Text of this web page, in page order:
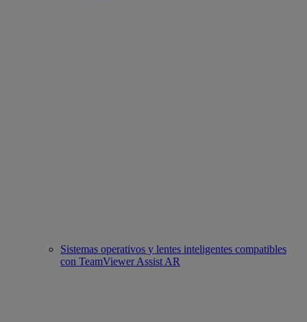
Sistemas operativos y lentes inteligentes compatibles
con TeamViewer Assist AR